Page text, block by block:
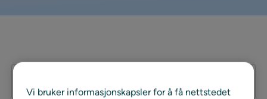
Vi bruker informasjonskapsler for å få nettstedet